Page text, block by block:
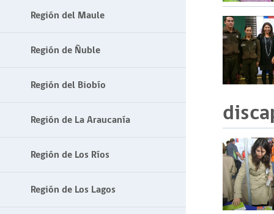
Región del Maule
Región de Ñuble
Región del Biobío
Región de La Araucanía
Región de Los Ríos
Región de Los Lagos